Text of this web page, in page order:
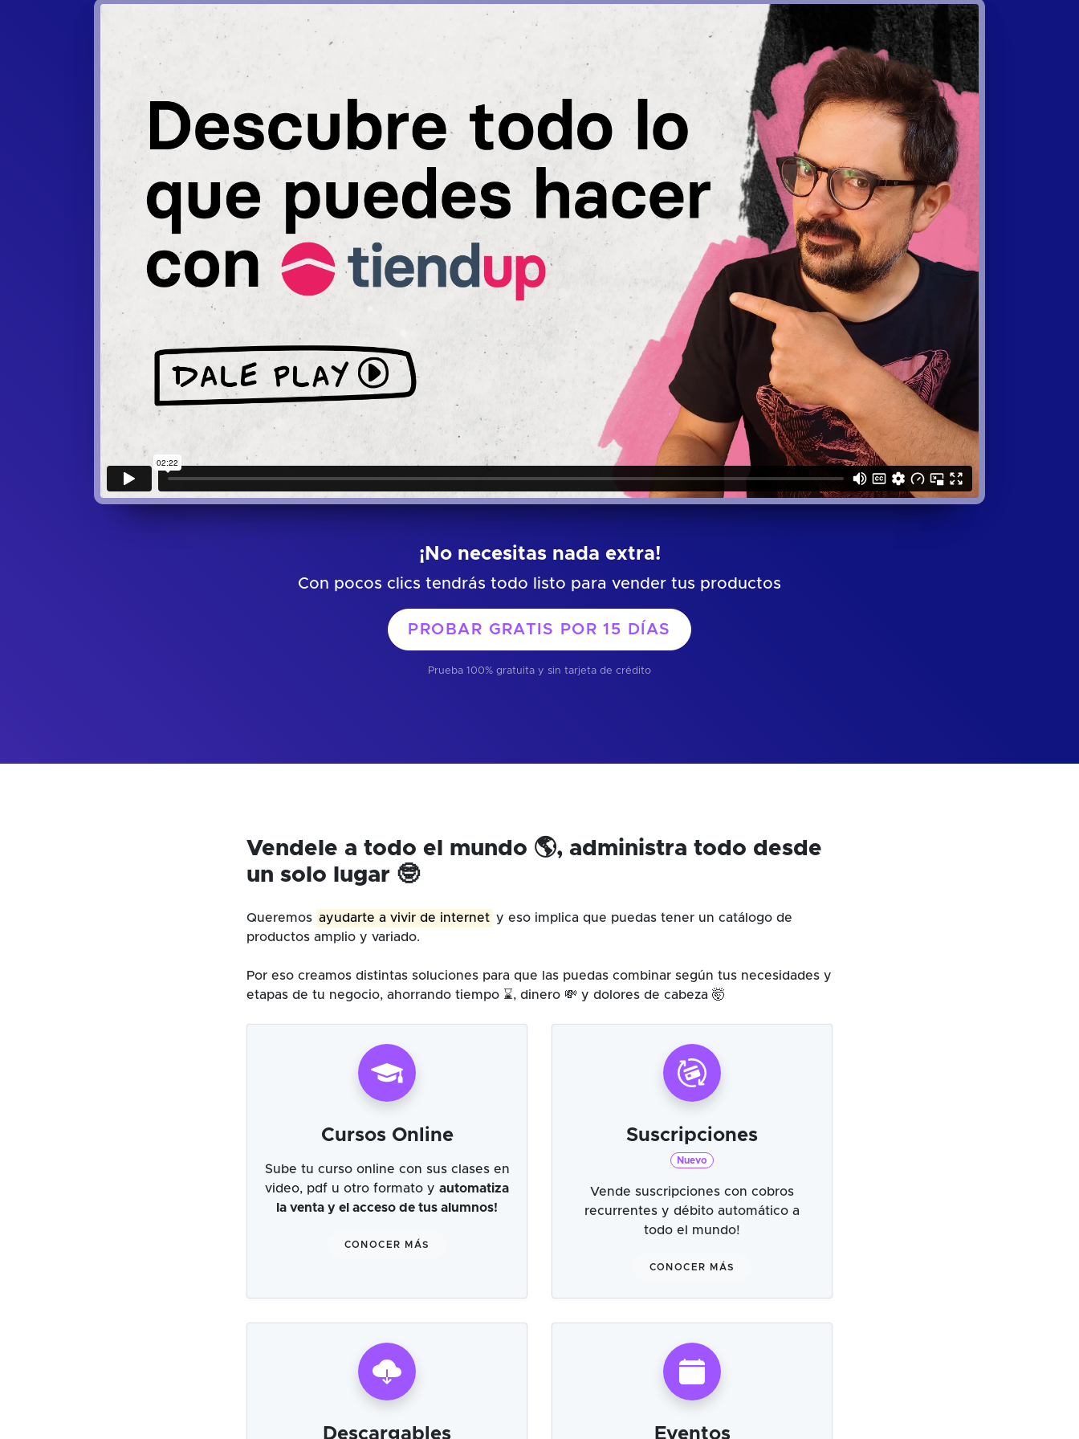
¡No necesitas nada extra!
Con pocos clics tendrás todo listo para vender tus productos
PROBAR GRATIS POR15 DÍAS
Prueba 100% gratuita y sin tarjeta de crédito
Vendele a todo el mundo 🌎, administra todo desde
un solo lugar 🤓
Queremos ayudarte a vivir de internet y eso implica que puedas tener un catálogo de
productos amplio y variado.
Por eso creamos distintas soluciones para que las puedas combinar según tus necesidades y
etapas de tu negocio, ahorrando tiempo ⌛, dinero 💸 y dolores de cabeza 🤯
Cursos Online
Sube tu curso online con sus clases en
video, pdf u otro formato y automatiza
la venta y el acceso de tus alumnos!
CONOCER MÁS
Suscripciones
Nuevo
Vende suscripciones con cobros
recurrentes y débito automático a
todo el mundo!
CONOCER MÁS
Descargables Eventos